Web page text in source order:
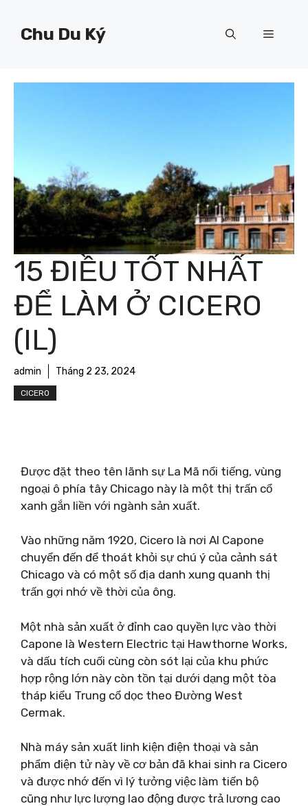
Chu Du Ký Menu
15 ĐIỀU TỐT NHẤT
ĐỂ LÀM Ở CICERO
(IL)
admin Tháng 2 23, 2024
CICERO
Được đặt theo tên lãnh sự La Mã nổi tiếng, vùng
ngoại ô phía tây Chicago này là một thị trấn cổ
xanh gắn liền với ngành sản xuất.
Vào những năm 1920, Cicero là nơi Al Capone
chuyển đến để thoát khỏi sự chú ý của cảnh sát
Chicago và có một số địa danh xung quanh thị
trấn gợi nhớ về thời của ông.
Một nhà sản xuất ở đỉnh cao quyền lực vào thời
Capone là Western Electric tại Hawthorne Works,
và dấu tích cuối cùng còn sót lại của khu phức
hợp rộng lớn này còn tồn tại dưới dạng một tòa
tháp kiểu Trung cổ dọc theo Đường West
Cermak.
Nhà máy sản xuất linh kiện điện thoại và sản
phẩm điện tử này về cơ bản đã khai sinh ra Cicero
và được nhớ đến vì lý tưởng việc làm tiến bộ
cũng như lực lượng lao động được trả lương cao